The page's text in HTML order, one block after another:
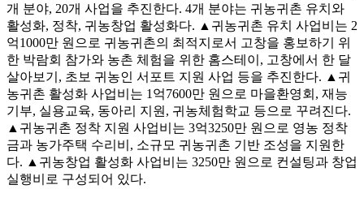
개 분야, 20개 사업을 추진한다. 4개 분야는 귀농귀촌 유치와
활성화, 정착, 귀농창업 활성화다. ▲귀농귀촌 유치 사업비는 2
억1000만 원으로 귀농귀촌의 최적지로서 고창을 홍보하기 위
한 박람회 참가와 농촌 체험을 위한 홈스테이, 고창에서 한 달
살아보기, 초보 귀농인 서포트 지원 사업 등을 추진한다. ▲귀
농귀촌 활성화 사업비는 1억7600만 원으로 마을환영회, 재능
기부, 실용교육, 동아리 지원, 귀농체험학교 등으로 꾸려진다.
▲귀농귀촌 정착 지원 사업비는 3억3250만 원으로 영농 정착
금과 농가주택 수리비, 소규모 귀농귀촌 기반 조성을 지원한
다. ▲귀농창업 활성화 사업비는 3250만 원으로 컨설팅과 창업
실행비로 구성되어 있다.